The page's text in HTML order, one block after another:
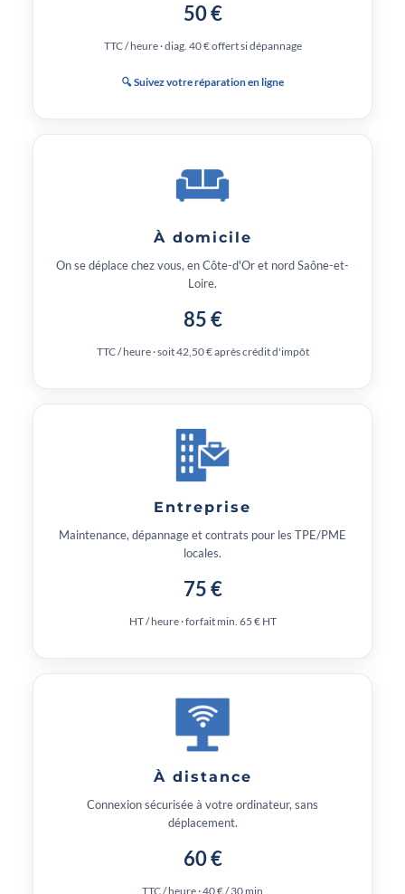
50 €
TTC / heure · diag. 40 € offert si dépannage
🔍 Suivez votre réparation en ligne
À domicile
On se déplace chez vous, en Côte-d'Or et nord Saône-et-
Loire.
85 €
TTC / heure · soit 42,50 € après crédit d'impôt
Entreprise
Maintenance, dépannage et contrats pour les TPE/PME
locales.
75 €
HT / heure · forfait min. 65 € HT
À distance
Connexion sécurisée à votre ordinateur, sans
déplacement.
60 €
TTC / heure · 40 € / 30 min